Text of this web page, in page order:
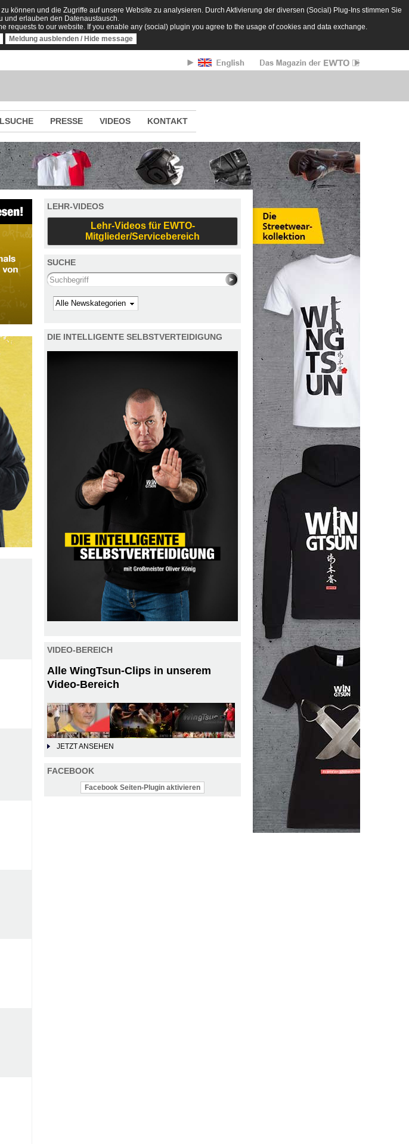
und die Zugriffe auf unsere Website zu analysieren. Durch Aktivierung der diversen (Social) Plug-Ins stimmen Sie
und erlauben den Datenaustausch.
to our website. If you enable any (social) plugin you agree to the usage of cookies and data exchange.
Meldung ausblenden / Hide message
PRESSE VIDEOS KONTAKT
LEHR-VIDEOS
Lehr-Videos für EWTO-
Mitglieder/Servicebereich
SUCHE
Search this site
Kategorie
DIE INTELLIGENTE SELBSTVERTEIDIGUNG
VIDEO-BEREICH
Alle WingTsun-Clips in unserem
Video-Bereich
JETZT ANSEHEN
FACEBOOK
Facebook Seiten-Plugin aktivieren